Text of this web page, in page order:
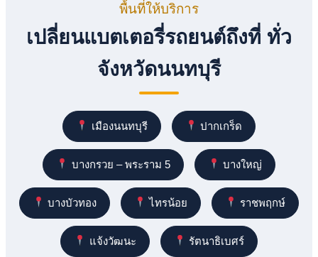
พื้นที่ให้บริการ
เปลี่ยนแบตเตอรี่รถยนต์ถึงที่ ทั่ว
จังหวัดนนทบุรี
เมืองนนทบุรี ปากเกร็ด
บางกรวย – พระราม 5 บางใหญ่
บางบัวทอง ไทรน้อย ราชพฤกษ์
แจ้งวัฒนะ รัตนาธิเบศร์